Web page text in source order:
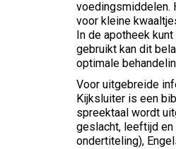
voedingsmiddelen.
voor kleine
In de apotheek
gebruikt kan dit
optimale
Voor uitgebreide
Kijksluiter is een
spreektaal wordt
geslacht, leeftijd
ondertiteling),